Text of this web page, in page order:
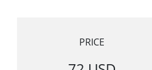
PRICE